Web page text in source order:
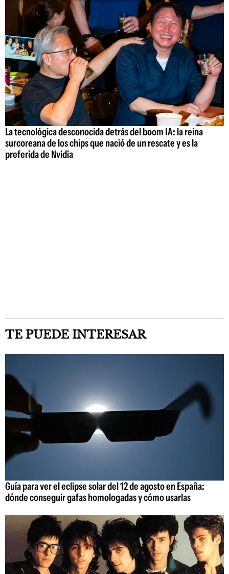
La tecnológica desconocida detrás del boom IA: la reina
surcoreana de los chips que nació de un rescate y es la
preferida de Nvidia
TE PUEDE INTERESAR
Guía para ver el eclipse solar del 12 de agosto en España:
dónde conseguir gafas homologadas y cómo usarlas